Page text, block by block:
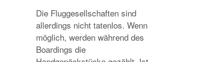
Die Fluggesellschaften sind
allerdings nicht tatenlos. Wenn
möglich, werden während des
Boardings die